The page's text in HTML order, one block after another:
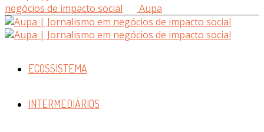
Aupa
ECOSSISTEMA
INTERMEDIÁRIOS